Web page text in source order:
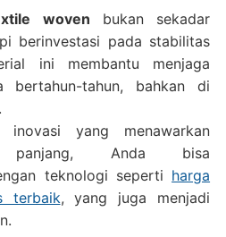
woven bukan sekadar
berinvestasi pada stabilitas
ini membantu menjaga
bertahun-tahun, bahkan di
yang menawarkan
panjang, Anda bisa
teknologi seperti harga
terbaik, yang juga menjadi